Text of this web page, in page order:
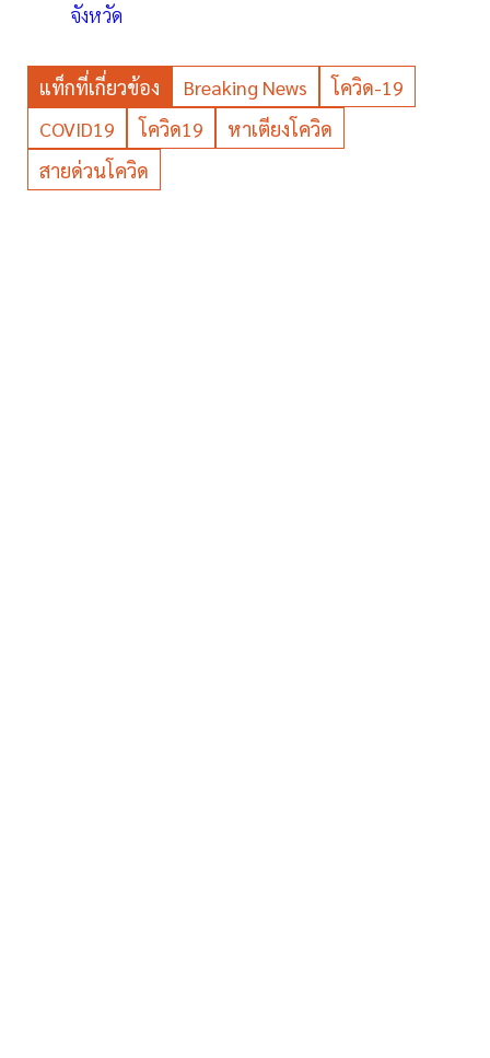
จังหวัด
แท็กที่เกี่ยวข้อง Breaking News
โควิด-19
COVID19
โควิด19
หาเตียงโควิด
สายด่วนโควิด